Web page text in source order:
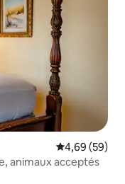
Évaluation
4,69 (59)
animaux acceptés